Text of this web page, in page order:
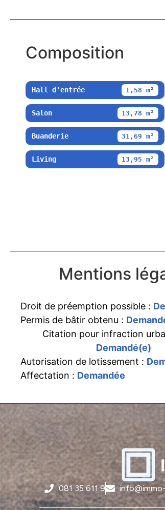
Composition
Hall d'entrée 1,58 m²
Salon 13,78 m²
Buanderie 31,69 m²
Living 13,95 m²
Mentions
Droit de préemption possible :
Permis de bâtir obtenu :
Citation pour infraction
Demandé(e)
Autorisation de lotissement :
Affectation : Demandée
081 35 611 9